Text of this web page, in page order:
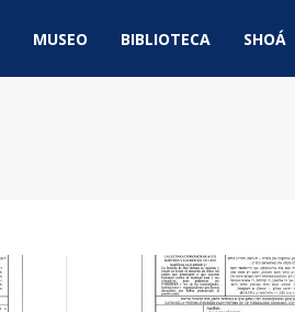
MUSEO BIBLIOTECA SHOÁ